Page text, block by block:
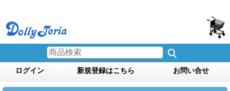
ログイン 新規登録はこちら お問い合せ